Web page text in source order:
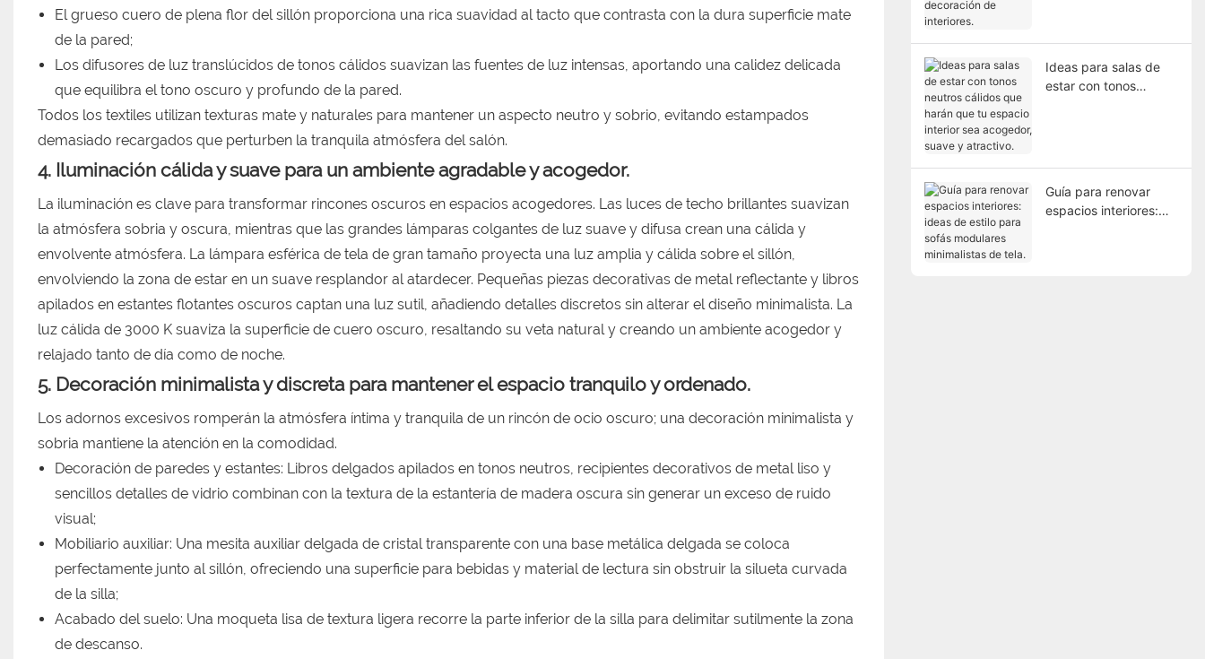
El grueso cuero de plena flor del sillón proporciona una rica suavidad al tacto que contrasta con la dura superficie mate
de la pared;
Los difusores de luz translúcidos de tonos cálidos suavizan las fuentes de luz intensas, aportando una calidez delicada
que equilibra el tono oscuro y profundo de la pared.
Todos los textiles utilizan texturas mate y naturales para mantener un aspecto neutro y sobrio, evitando estampados
demasiado recargados que perturben la tranquila atmósfera del salón.
4. Iluminación cálida y suave para un ambiente agradable y acogedor.
La iluminación es clave para transformar rincones oscuros en espacios acogedores. Las luces de techo brillantes suavizan
la atmósfera sobria y oscura, mientras que las grandes lámparas colgantes de luz suave y difusa crean una cálida y
envolvente atmósfera. La lámpara esférica de tela de gran tamaño proyecta una luz amplia y cálida sobre el sillón,
envolviendo la zona de estar en un suave resplandor al atardecer. Pequeñas piezas decorativas de metal reflectante y libros
apilados en estantes flotantes oscuros captan una luz sutil, añadiendo detalles discretos sin alterar el diseño minimalista. La
luz cálida de 3000 K suaviza la superficie de cuero oscuro, resaltando su veta natural y creando un ambiente acogedor y
relajado tanto de día como de noche.
5. Decoración minimalista y discreta para mantener el espacio tranquilo y ordenado.
Los adornos excesivos romperán la atmósfera íntima y tranquila de un rincón de ocio oscuro; una decoración minimalista y
sobria mantiene la atención en la comodidad.
Decoración de paredes y estantes: Libros delgados apilados en tonos neutros, recipientes decorativos de metal liso y
sencillos detalles de vidrio combinan con la textura de la estantería de madera oscura sin generar un exceso de ruido
visual;
Mobiliario auxiliar: Una mesita auxiliar delgada de cristal transparente con una base metálica delgada se coloca
perfectamente junto al sillón, ofreciendo una superficie para bebidas y material de lectura sin obstruir la silueta curvada
de la silla;
Acabado del suelo: Una moqueta lisa de textura ligera recorre la parte inferior de la silla para delimitar sutilmente la zona
de descanso.
Ideas para salas de
estar con tonos
Guía para renovar
espacios interiores: